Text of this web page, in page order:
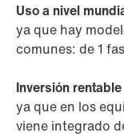
Uso a nivel
ya que hay
comunes: de 1
Inversión rentable
ya que en los
viene integrado